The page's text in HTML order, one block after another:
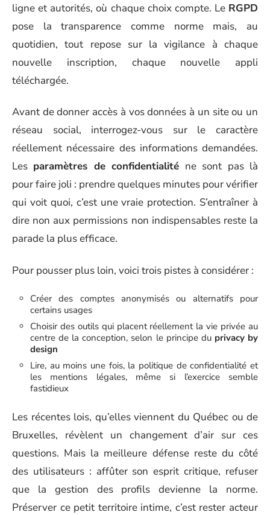
ligne et autorités, où chaque choix compte. Le RGPD
pose la transparence comme norme mais, au
quotidien, tout repose sur la vigilance à chaque
nouvelle inscription, chaque nouvelle appli
téléchargée.
Avant de donner accès à vos données à un site ou un
réseau social, interrogez-vous sur le caractère
réellement nécessaire des informations demandées.
Les paramètres de confidentialité ne sont pas là
pour faire joli : prendre quelques minutes pour vérifier
qui voit quoi, c’est une vraie protection. S’entraîner à
dire non aux permissions non indispensables reste la
parade la plus efficace.
Pour pousser plus loin, voici trois pistes à considérer :
Créer des comptes anonymisés ou alternatifs pour
certains usages
Choisir des outils qui placent réellement la vie privée au
centre de la conception, selon le principe du privacy by
design
Lire, au moins une fois, la politique de confidentialité et
les mentions légales, même si l’exercice semble
fastidieux
Les récentes lois, qu’elles viennent du Québec ou de
Bruxelles, révèlent un changement d’air sur ces
questions. Mais la meilleure défense reste du côté
des utilisateurs : affûter son esprit critique, refuser
que la gestion des profils devienne la norme.
Préserver ce petit territoire intime, c’est rester acteur